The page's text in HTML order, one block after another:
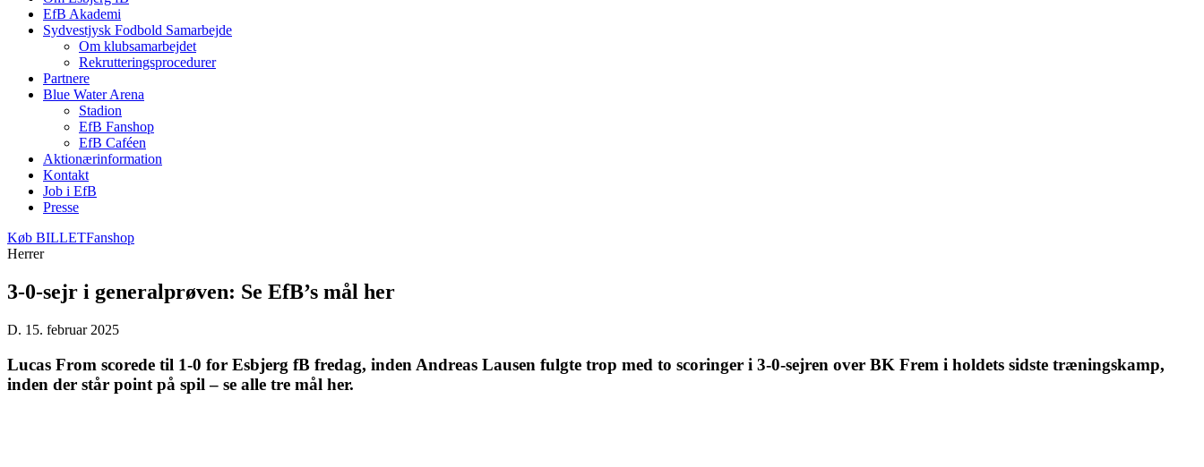
EfB Akademi
Sydvestjysk Fodbold Samarbejde
Om klubsamarbejdet
Rekrutteringsprocedurer
Partnere
Blue Water Arena
Stadion
EfB Fanshop
EfB Caféen
Aktionærinformation
Kontakt
Job i EfB
Presse
Køb BILLETFanshop
Herrer
3-0-sejr i generalprøven: Se EfB’s mål her
D. 15. februar 2025
Lucas From scorede til 1-0 for Esbjerg fB fredag, inden Andreas Lausen fulgte trop med to scoringer i 3-0-sejren over BK Frem i holdets sidste træningskamp,
inden der står point på spil – se alle tre mål her.